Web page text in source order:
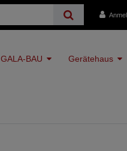
GALA-BAU Gerätehaus